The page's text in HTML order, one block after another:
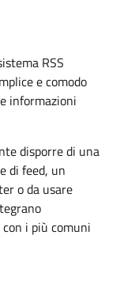
RSS
e comodo
informazioni
disporre di una
di feed, un
o da usare
i più comuni